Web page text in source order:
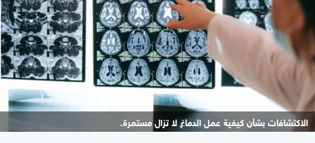
الاكتشافات بشأن كيفية عمل الدماغ لا تزال مستمرة.